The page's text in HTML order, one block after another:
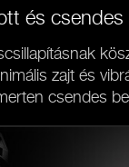
és
zajt és
csendes